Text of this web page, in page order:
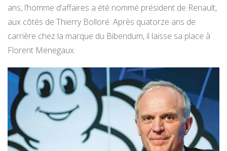
ans, l’homme d’affaires a été nommé président de Renault,
aux côtés de Thierry Bolloré. Après quatorze ans de
carrière chez la marque du Bibendum, il laisse sa place à
Florent Menegaux.